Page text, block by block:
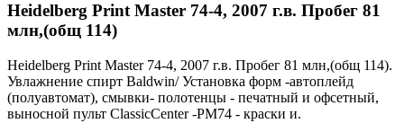
Heidelberg Print Master 74-4, 2007 г.в. Пробег 81
млн,(общ 114)
Heidelberg Print Master 74-4, 2007 г.в. Пробег 81 млн,(общ 114).
Увлажнение спирт Baldwin/ Установка форм -автоплейд
(полуавтомат), смывки- полотенцы - печатный и офсетный,
выносной пульт ClassicCenter -PM74 - краски и.